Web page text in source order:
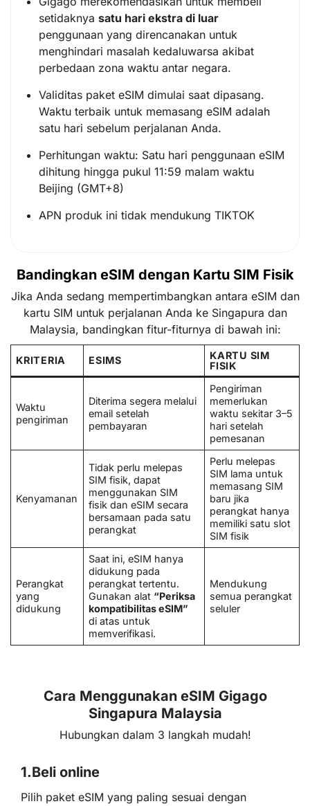
setidaknya satu hari ekstra di luar
penggunaan yang direncanakan untuk
menghindari masalah kedaluwarsa akibat
perbedaan zona waktu antar negara.
Validitas paket eSIM dimulai saat dipasang.
Waktu terbaik untuk memasang eSIM adalah
satu hari sebelum perjalanan Anda.
Perhitungan waktu: Satu hari penggunaan eSIM
dihitung hingga pukul 11:59 malam waktu
Beijing (GMT+8)
APN produk ini tidak mendukung TIKTOK
Bandingkan eSIM dengan Kartu SIM Fisik
Jika Anda sedang mempertimbangkan antara eSIM dan
kartu SIM untuk perjalanan Anda ke Singapura dan
Malaysia, bandingkan fitur-fiturnya di bawah ini:
KRITERIA ESIMS
KARTU SIM
FISIK
Waktu
pengiriman
Diterima segera melalui
email setelah
pembayaran
Pengiriman
memerlukan
waktu sekitar 3–5
hari setelah
pemesanan
Kenyamanan
Tidak perlu melepas
SIM fisik, dapat
menggunakan SIM
fisik dan eSIM secara
bersamaan pada satu
perangkat
Perlu melepas
SIM lama untuk
memasang SIM
baru jika
perangkat hanya
memiliki satu slot
SIM fisik
Perangkat
yang
didukung
Saat ini, eSIM hanya
didukung pada
perangkat tertentu.
Gunakan alat “Periksa
kompatibilitas eSIM”
di atas untuk
memverifikasi.
Mendukung
semua perangkat
seluler
Cara Menggunakan eSIM Gigago
Singapura Malaysia
Hubungkan dalam 3 langkah mudah!
1.Beli online
Pilih paket eSIM yang paling sesuai dengan